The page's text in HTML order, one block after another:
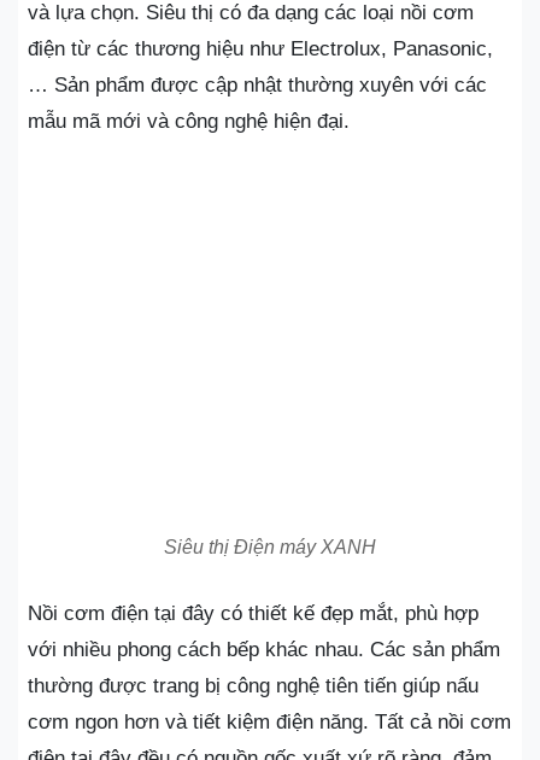
và lựa chọn. Siêu thị có đa dạng các loại nồi cơm
điện từ các thương hiệu như Electrolux, Panasonic,
… Sản phẩm được cập nhật thường xuyên với các
mẫu mã mới và công nghệ hiện đại.
Siêu thị Điện máy XANH
Nồi cơm điện tại đây có thiết kế đẹp mắt, phù hợp
với nhiều phong cách bếp khác nhau. Các sản phẩm
thường được trang bị công nghệ tiên tiến giúp nấu
cơm ngon hơn và tiết kiệm điện năng. Tất cả nồi cơm